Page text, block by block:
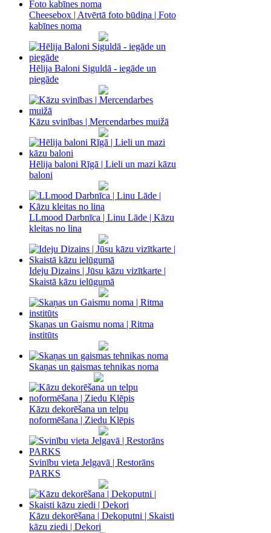
Cheesebox | Atvērtā foto būdiņa | Foto
kabīnes noma
Hēlija Baloni Siguldā - iegāde un
piegāde
Kāzu svinības | Mercendarbes muižā
Hēlija baloni Rīgā | Lieli un mazi kāzu
baloni
LLmood Darbnīca | Linu Lāde | Kāzu
kleitas no lina
Ideju Dizains | Jūsu kāzu vizītkarte |
Skaistā kāzu ielūgumā
Skaņas un Gaismu noma‎ | Ritma
institūts
Skaņas un gaismas tehnikas noma
Kāzu dekorēšana un telpu
noformēšana | Ziedu Klēpis
Svinību vieta Jelgavā | Restorāns
PARKS
Kāzu dekorēšana | Dekoputni | Skaisti
kāzu ziedi | Dekori